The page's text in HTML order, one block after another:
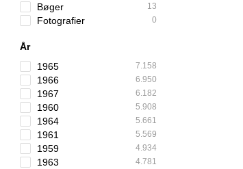
Bøger 13
Fotografier 0
År
1965
7.158
1966 6.950
1967 6.182
1960 5.908
1964 5.661
1961 5.569
1959 4.934
1963 4.781